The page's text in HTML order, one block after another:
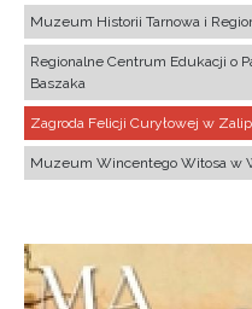
Muzeum Historii Tarnowa i
Regionalne Centrum Edukacji o
Baszaka
Zagroda Felicji Curyłowej w
Muzeum Wincentego Witosa w